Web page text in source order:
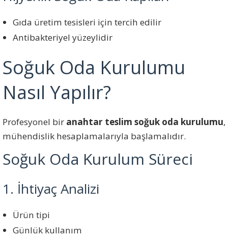
Gıda üretim tesisleri için tercih edilir
Antibakteriyel yüzeylidir
Soğuk Oda Kurulumu
Nasıl Yapılır?
Profesyonel bir anahtar teslim soğuk oda kurulumu,
mühendislik hesaplamalarıyla başlamalıdır.
Soğuk Oda Kurulum Süreci
1. İhtiyaç Analizi
Ürün tipi
Günlük kullanım